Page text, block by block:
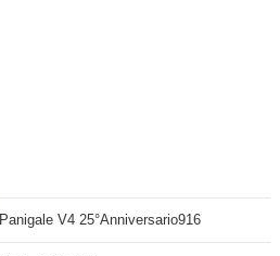
Panigale V4 25°Anniversario916